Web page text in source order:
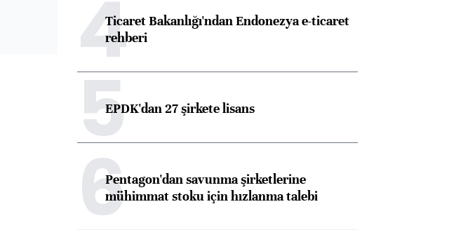
4Ticaret Bakanlığı'ndan Endonezya e-ticaret
rehberi
5EPDK'dan 27 şirkete lisans
6Pentagon'dan savunma şirketlerine
mühimmat stoku için hızlanma talebi